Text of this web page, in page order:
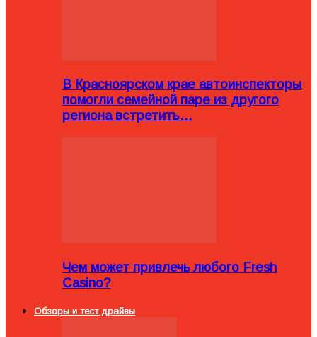
В Красноярском крае автоинспекторы
помогли семейной паре из другого
региона встретить…
Чем может привлечь любого Fresh
Casino?
Обзоры и тест драйвы